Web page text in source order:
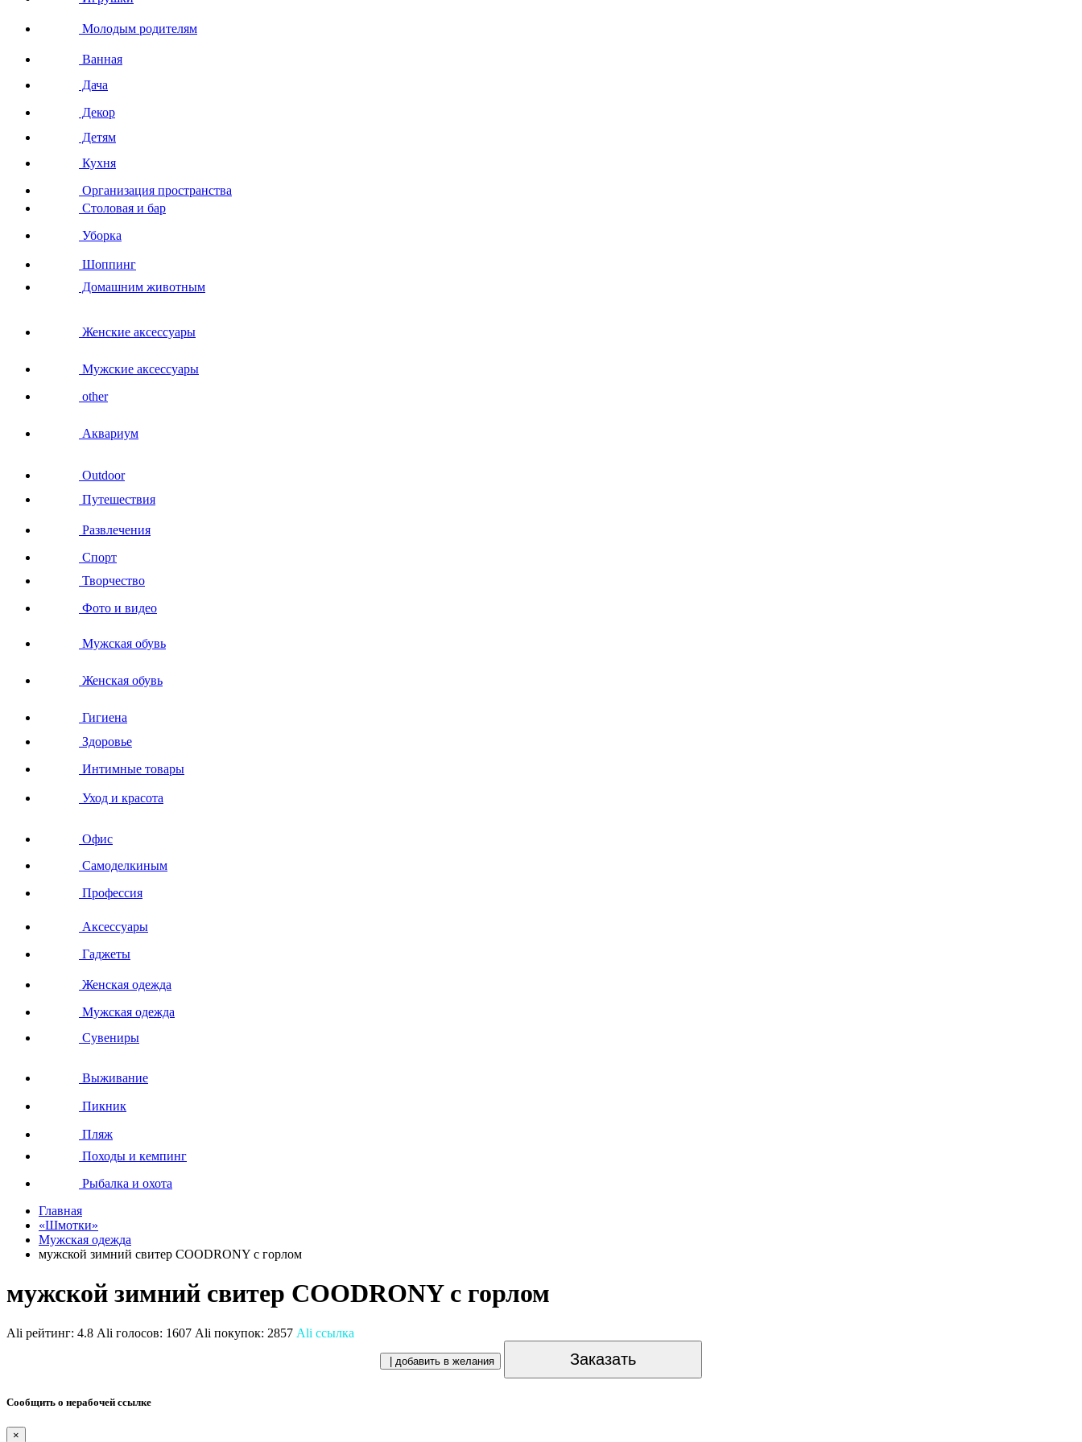
Молодым родителям
Ванная
Дача
Декор
Детям
Кухня
Организация пространства
Столовая и бар
Уборка
Шоппинг
Домашним животным
Женские аксессуары
Мужские аксессуары
other
Аквариум
Outdoor
Путешествия
Развлечения
Спорт
Творчество
Фото и видео
Мужская обувь
Женская обувь
Гигиена
Здоровье
Интимные товары
Уход и красота
Офис
Самоделкиным
Профессия
Аксессуары
Гаджеты
Женская одежда
Мужская одежда
Сувениры
Выживание
Пикник
Пляж
Походы и кемпинг
Рыбалка и охота
Главная
«Шмотки»
Мужская одежда
мужской зимний свитер COODRONY с горлом
мужской зимний свитер COODRONY с горлом
Ali рейтинг: 4.8 Ali голосов: 1607 Ali покупок: 2857 Ali ссылка
| добавить в желания Заказать
Сообщить о нерабочей ссылке
×